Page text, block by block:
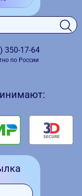
350-17-64
по России